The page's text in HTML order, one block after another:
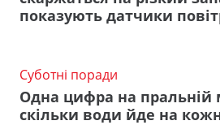
показують датчики
Суботні поради
Одна цифра на
скільки води йде на